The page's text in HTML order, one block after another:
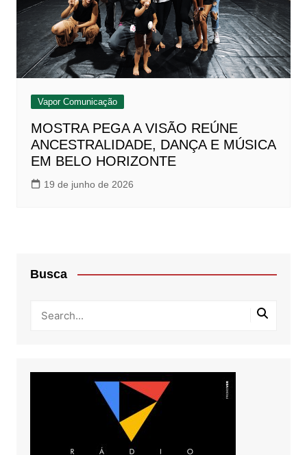
Vapor Comunicação
MOSTRA PEGA A VISÃO REÚNE
ANCESTRALIDADE, DANÇA E MÚSICA
EM BELO HORIZONTE
19 de junho de 2026
Busca